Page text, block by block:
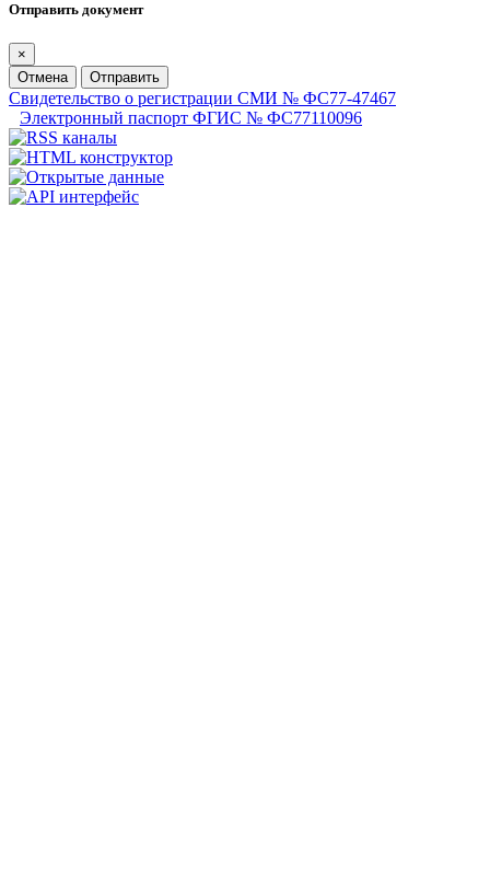
Отправить документ
×
Отмена
Отправить
Свидетельство о регистрации СМИ № ФС77-47467
Электронный паспорт ФГИС № ФС77110096